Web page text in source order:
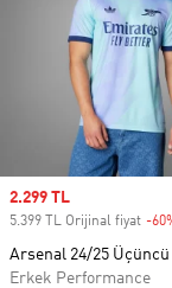
Sale price
2.299 TL
5.399 TL Orijinal fiyat -
Arsenal 24/25
Erkek Performance